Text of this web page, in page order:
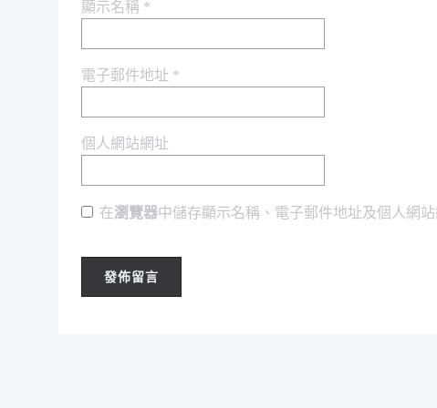
顯示名稱 *
電子郵件地址 *
個人網站網址
在瀏覽器中儲存顯示名稱、電子郵件地址及個人網